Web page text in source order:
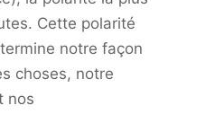
Cette polarité
notre façon
choses, notre
nos